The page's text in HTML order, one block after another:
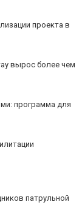
проекта в
вырос более чем
программа для
патрульной